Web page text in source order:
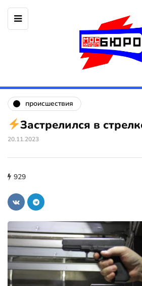
происшествия
Застрелился в
20.11.2023
929